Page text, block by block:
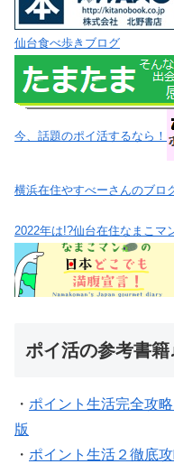
仙台食べ歩きブログ
今、話題のポイ活するなら！
横浜在住やすべーさんのブロ
2022年は!?仙台在住なまこマ
ポイ活の参考書籍
・ ポイント生活完全攻
版
・ ポイント生活２徹底